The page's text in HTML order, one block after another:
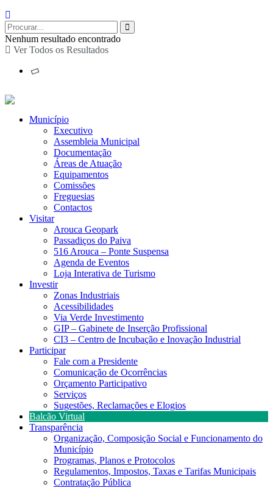
Nenhum resultado encontrado
Ver Todos os Resultados
Município
Executivo
Assembleia Municipal
Documentação
Áreas de Atuação
Equipamentos
Comissões
Freguesias
Contactos
Visitar
Arouca Geopark
Passadiços do Paiva
516 Arouca – Ponte Suspensa
Agenda de Eventos
Loja Interativa de Turismo
Investir
Zonas Industriais
Acessibilidades
Via Verde Investimento
GIP – Gabinete de Inserção Profissional
CI3 – Centro de Incubação e Inovação Industrial
Participar
Fale com a Presidente
Comunicação de Ocorrências
Orçamento Participativo
Serviços
Sugestões, Reclamações e Elogios
Balcão Virtual
Transparência
Organização, Composição Social e Funcionamento do
Município
Programas, Planos e Protocolos
Regulamentos, Impostos, Taxas e Tarifas Municipais
Contratação Pública